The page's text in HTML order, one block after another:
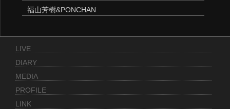
福山芳樹&PONCHAN
LIVE
DIARY
MEDIA
PROFILE
LINK